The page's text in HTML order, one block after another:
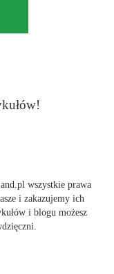
wszystkie prawa
i zakazujemy ich
i blogu możesz